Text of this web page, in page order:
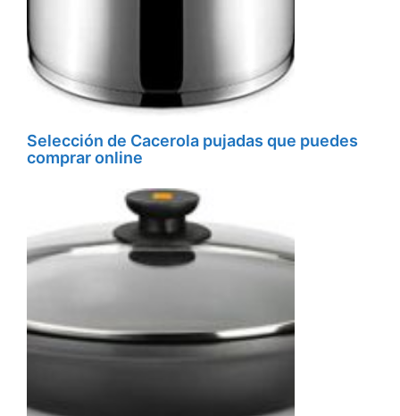
Selección de Cacerola pujadas que puedes
comprar online